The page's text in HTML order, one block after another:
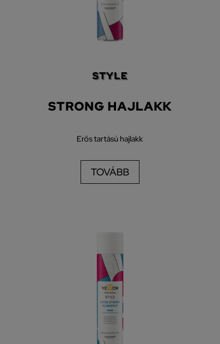
STYLE
STRONG HAJLAKK
Erős tartású hajlakk
TOVÁBB